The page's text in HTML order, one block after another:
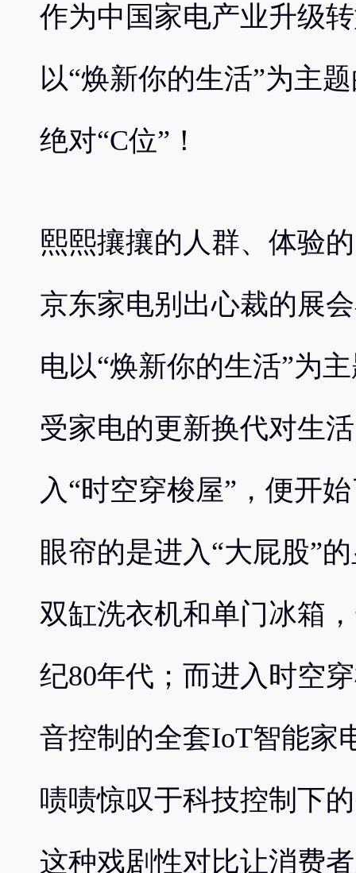
作为中国家电产业升级
以“焕新你的生活”为主
绝对“C位”！
熙熙攘攘的人群、体验
京东家电别出心裁的展
电以“焕新你的生活”为
受家电的更新换代对生
入“时空穿梭屋”，便开
眼帘的是进入“大屁股”
双缸洗衣机和单门冰箱
纪80年代；而进入时空
音控制的全套IoT智能家
啧啧惊叹于科技控制下
这种戏剧性对比让消费